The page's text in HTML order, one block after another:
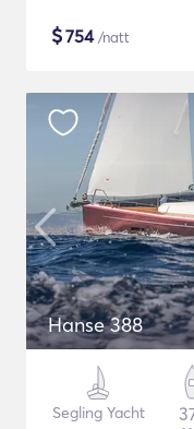
$754/natt
Hanse 388
Segling Yacht